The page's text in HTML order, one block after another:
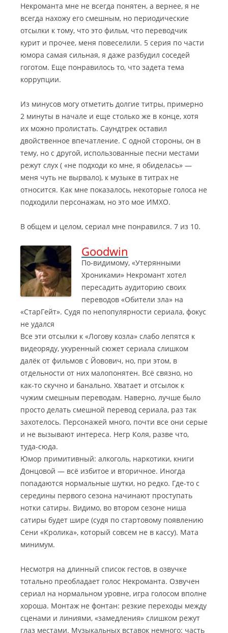
Некроманта мне не всегда понятен, а вернее, я не
всегда нахожу его смешным, но периодические
отсылки к тому, что это фильм, что переводчик
курит и прочее, меня повеселили. 5 серия по части
юмора самая сильная, я даже разбудил соседей
гоготом. Еще понравилось то, что задета тема
коррупции.
Из минусов могу отметить долгие титры, примерно
2 минуты в начале и еще столько же в конце, хотя
их можно пролистать. Саундтрек оставил
двойственное впечатление. С одной стороны, он в
тему, но с другой, использованные песни местами
режут слух ( «не подходи ко мне, я обиделась» —
меня чуть не вырвало), к музыке в титрах не
относится. Как мне показалось, некоторые голоса не
подходили персонажам, но это мое ИМХО.
В общем и целом, сериал мне понравился. 7 из 10.
Goodwin
По-видимому, «Утерянными
Хрониками» Некромант хотел
пересадить аудиторию своих
переводов «Обители зла» на
«СтарГейт». Судя по непопулярности сериала, фокус
не удался
Все эти отсылки к «Логову козла» слабо лепятся к
видеоряду, укуренный сюжет сериала слишком
далёк от фильмов с Йовович, но, при этом, в
отдельности от них малопонятен. Всё связно, но
как-то скучно и банально. Хватает и отсылок к
чужим смешным переводам. Наверно, лучше было
просто делать смешной перевод сериала, раз так
захотелось. Персонажей много, почти все они серые
и не вызывают интереса. Негр Коля, разве что,
туда-сюда.
Юмор примитивный: алкоголь, наркотики, книги
Донцовой — всё избитое и вторичное. Иногда
попадаются нормальные шутки, но редко. Где-то с
середины первого сезона начинают проступать
нотки сатиры. Видимо, во втором сезоне ниша
сатиры будет шире (судя по стартовому появлению
Сени «Кролика», который совсем не в кассу). Мата
минимум.
Несмотря на длинный список гестов, в озвучке
тотально преобладает голос Некроманта. Озвучен
сериал на нормальном уровне, игра голосом вполне
хороша. Монтаж не фонтан: резкие переходы между
сценами и линиями, «замедления» слишком режут
глаз местами. Музыкальных вставок немного: часть